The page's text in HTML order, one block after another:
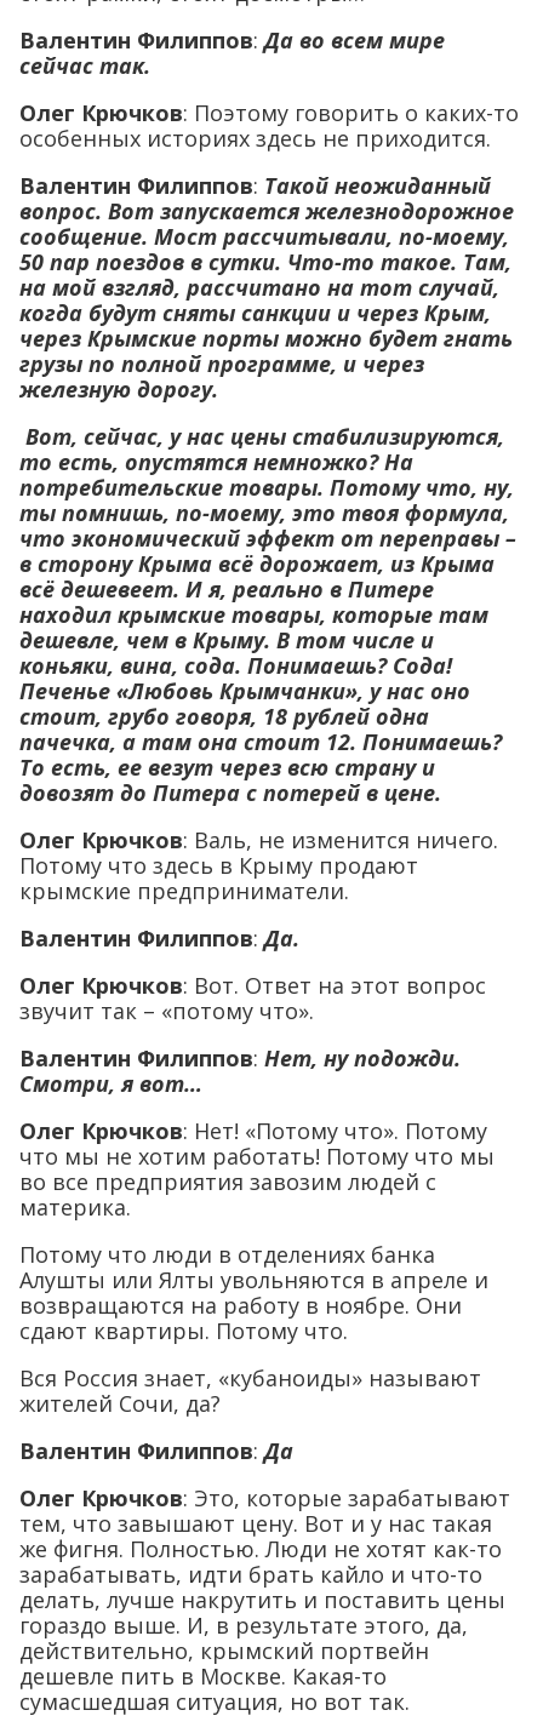
Валентин Филиппов: Да во всем мире
сейчас так.
Олег Крючков: Поэтому говорить о каких-то
особенных историях здесь не приходится.
Валентин Филиппов: Такой неожиданный
вопрос. Вот запускается железнодорожное
сообщение. Мост рассчитывали, по-моему,
50 пар поездов в сутки. Что-то такое. Там,
на мой взгляд, рассчитано на тот случай,
когда будут сняты санкции и через Крым,
через Крымские порты можно будет гнать
грузы по полной программе, и через
железную дорогу.
Вот, сейчас, у нас цены стабилизируются,
то есть, опустятся немножко? На
потребительские товары. Потому что, ну,
ты помнишь, по-моему, это твоя формула,
что экономический эффект от переправы –
в сторону Крыма всё дорожает, из Крыма
всё дешевеет. И я, реально в Питере
находил крымские товары, которые там
дешевле, чем в Крыму. В том числе и
коньяки, вина, сода. Понимаешь? Сода!
Печенье «Любовь Крымчанки», у нас оно
стоит, грубо говоря, 18 рублей одна
пачечка, а там она стоит 12. Понимаешь?
То есть, ее везут через всю страну и
довозят до Питера с потерей в цене.
Олег Крючков: Валь, не изменится ничего.
Потому что здесь в Крыму продают
крымские предприниматели.
Валентин Филиппов: Да.
Олег Крючков: Вот. Ответ на этот вопрос
звучит так – «потому что».
Валентин Филиппов: Нет, ну подожди.
Смотри, я вот…
Олег Крючков: Нет! «Потому что». Потому
что мы не хотим работать! Потому что мы
во все предприятия завозим людей с
материка.
Потому что люди в отделениях банка
Алушты или Ялты увольняются в апреле и
возвращаются на работу в ноябре. Они
сдают квартиры. Потому что.
Вся Россия знает, «кубаноиды» называют
жителей Сочи, да?
Валентин Филиппов: Да
Олег Крючков: Это, которые зарабатывают
тем, что завышают цену. Вот и у нас такая
же фигня. Полностью. Люди не хотят как-то
зарабатывать, идти брать кайло и что-то
делать, лучше накрутить и поставить цены
гораздо выше. И, в результате этого, да,
действительно, крымский портвейн
дешевле пить в Москве. Какая-то
сумасшедшая ситуация, но вот так.